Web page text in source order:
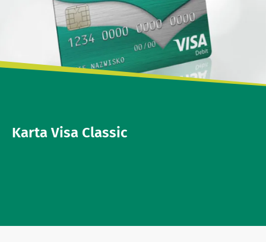
Karta Visa Classic